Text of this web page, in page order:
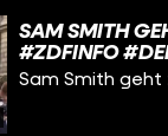
SAM SMITH
#ZDFINFO
Sam Smith